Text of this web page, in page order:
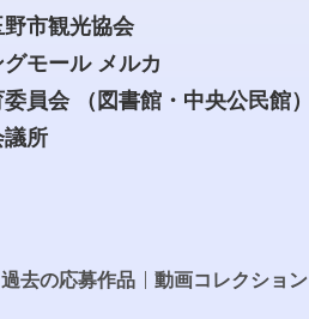
野市観光協会
モール メルカ
委員会
（図書館・中央公民館）
議所
過去の応募作品 動画コレクション